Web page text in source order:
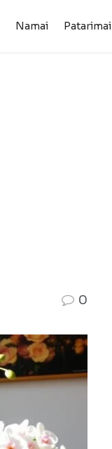
Namai Patarimai
0